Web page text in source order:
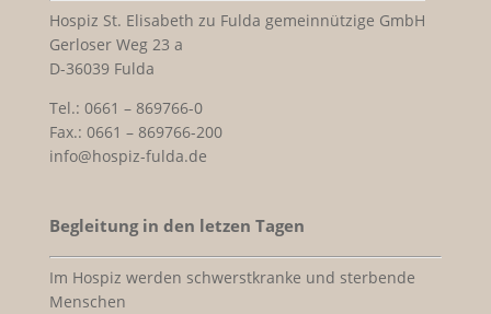
Hospiz St. Elisabeth zu Fulda gemeinnützige GmbH
Gerloser Weg 23 a
D-36039 Fulda
Tel.: 0661 – 869766-0
Fax.: 0661 – 869766-200
info@hospiz-fulda.de
Begleitung in den letzen Tagen
Im Hospiz werden schwerstkranke und sterbende
Menschen